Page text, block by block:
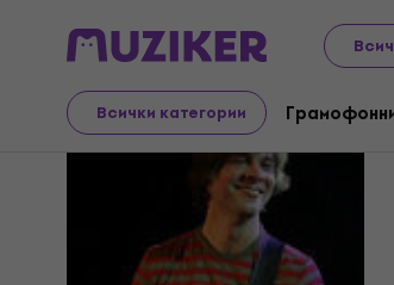
Всички категории